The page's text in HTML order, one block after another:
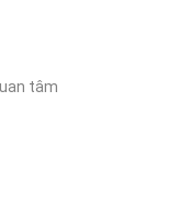
tâm